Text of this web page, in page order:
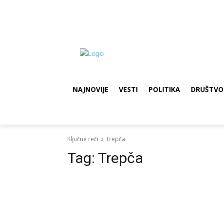
NAJNOVIJE VESTI POLITIKA DRUŠTVO
Ključne reči Trepča
Tag: Trepča